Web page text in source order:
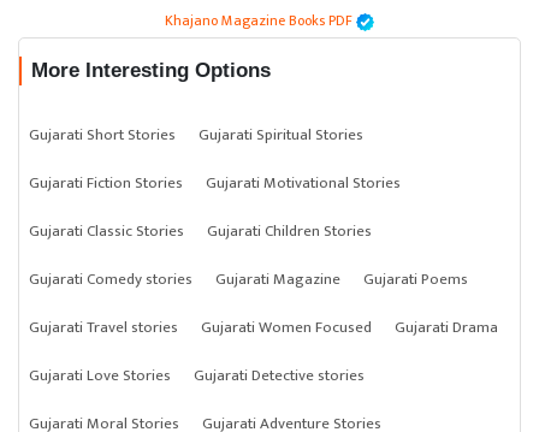
Khajano Magazine Books PDF
More Interesting Options
Gujarati Short Stories
Gujarati Spiritual Stories
Gujarati Fiction Stories
Gujarati Motivational Stories
Gujarati Classic Stories
Gujarati Children Stories
Gujarati Comedy stories
Gujarati Magazine
Gujarati Poems
Gujarati Travel stories
Gujarati Women Focused
Gujarati Drama
Gujarati Love Stories
Gujarati Detective stories
Gujarati Moral Stories
Gujarati Adventure Stories